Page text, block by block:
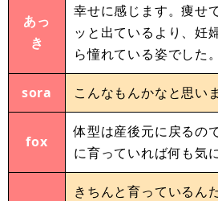
あっ
き
幸せに感じます。痩せ
ッと出ているより、妊
ら憧れている姿でした。
sora こんなもんかなと思いま
fox
体型は産後元に戻るの
に育っていれば何も気
きちんと育っているん